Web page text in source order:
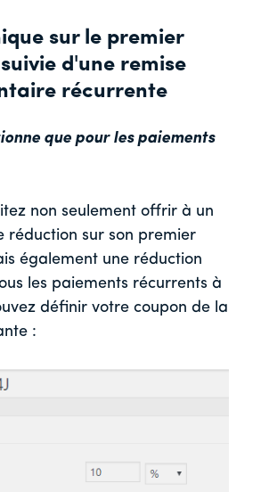
sur le premier
d'une remise
récurrente
que pour les paiements
non seulement offrir à un
réduction sur son premier
également une réduction
les paiements récurrents à
définir votre coupon de la
: